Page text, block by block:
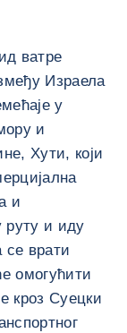
ватре
Израела
у
и
Хути, који
и
руту и иду
се врати
омогућити
кроз Суецки